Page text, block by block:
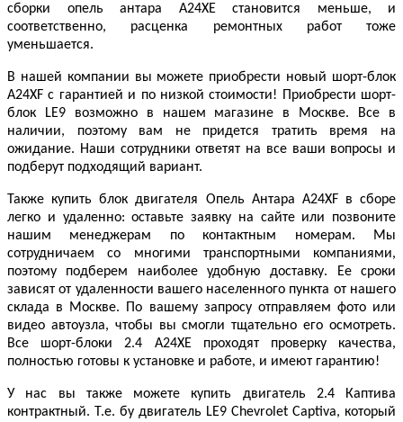
сборки опель антара A24XE становится меньше, и
соответственно, расценка ремонтных работ тоже
уменьшается.
В нашей компании вы можете приобрести новый шорт-блок
A24XF с гарантией и по низкой стоимости! Приобрести шорт-
блок LE9 возможно в нашем магазине в Москве. Все в
наличии, поэтому вам не придется тратить время на
ожидание. Наши сотрудники ответят на все ваши вопросы и
подберут подходящий вариант.
Также купить блок двигателя Опель Антара A24XF в сборе
легко и удаленно: оставьте заявку на сайте или позвоните
нашим менеджерам по контактным номерам. Мы
сотрудничаем со многими транспортными компаниями,
поэтому подберем наиболее удобную доставку. Ее сроки
зависят от удаленности вашего населенного пункта от нашего
склада в Москве. По вашему запросу отправляем фото или
видео автоузла, чтобы вы смогли тщательно его осмотреть.
Все шорт-блоки 2.4 A24XE проходят проверку качества,
полностью готовы к установке и работе, и имеют гарантию!
У нас вы также можете купить двигатель 2.4 Каптива
контрактный. Т.е. бу двигатель LE9 Chevrolet Captiva, который